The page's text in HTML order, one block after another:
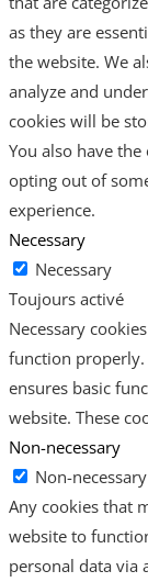
as they are
the website. We
analyze and
cookies will be
You also have
opting out of
experience.
Necessary
Necessary
Toujours activé
Necessary
function properly.
ensures basic
website. These
Non-necessary
Non-necessary
Any cookies that
website to
personal data via